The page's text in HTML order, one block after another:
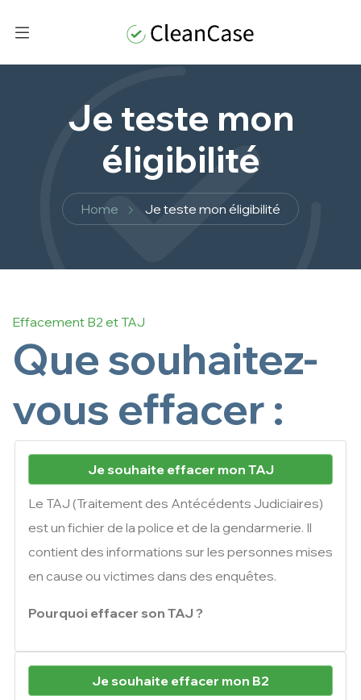
Je teste mon
éligibilité
Home Je teste mon éligibilité
Effacement B2 et TAJ
Que souhaitez-
vous effacer :
Je souhaite effacer mon TAJ
Le TAJ (Traitement des Antécédents Judiciaires)
est un fichier de la police et de la gendarmerie. Il
contient des informations sur les personnes mises
en cause ou victimes dans des enquêtes.
Pourquoi effacer son TAJ ?
Je souhaite effacer mon B2